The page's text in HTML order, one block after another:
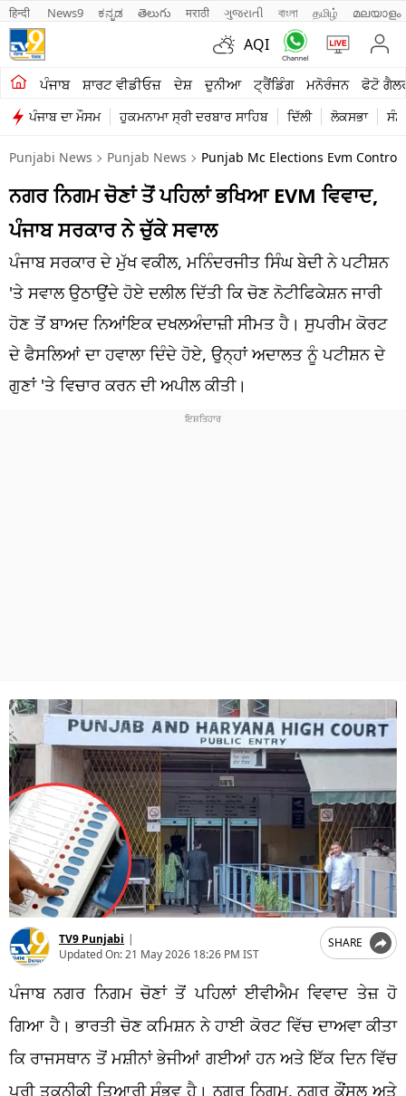
हिन्दी News9 ಕನ್ನಡ తెలుగు मराठी ગુજરાતી বাংলা தமிழ் മലയാളം
AQI
ਪੰਜਾਬ ਸ਼ਾਰਟ ਵੀਡੀਓਜ਼ ਦੇਸ਼ ਦੁਨੀਆ ਟ੍ਰੈਂਡਿੰਗ ਮਨੋਰੰਜਨ ਫੋਟੋ
ਪੰਜਾਬ ਦਾ ਮੌਸਮ ਹੁਕਮਨਾਮਾ ਸ੍ਰੀ ਦਰਬਾਰ ਸਾਹਿਬ ਦਿੱਲੀ ਲੋਕਸਭਾ
ਖੇਤੀਬਾੜੀ
ਸ਼ਾਰਟ ਵੀਡੀਓਜ਼
ਕਾਰੋਬਾਰ
ਕਰਿਅਰ
ਦੇਸ਼
ਲਾਈਫ ਸਟਾਈਲ
Punjabi News Punjab News Punjab Mc Elections Evm
ਨਗਰ ਨਿਗਮ ਚੋਣਾਂ ਤੋਂ ਪਹਿਲਾਂ ਭਖਿਆ EVM ਵਿਵਾਦ,
ਪੰਜਾਬ ਸਰਕਾਰ ਨੇ ਚੁੱਕੇ ਸਵਾਲ
ਪੰਜਾਬ ਸਰਕਾਰ ਦੇ ਮੁੱਖ ਵਕੀਲ, ਮਨਿੰਦਰਜੀਤ ਸਿੰਘ ਬੇਦੀ ਨੇ ਪਟੀਸ਼ਨ
'ਤੇ ਸਵਾਲ ਉਠਾਉਂਦੇ ਹੋਏ ਦਲੀਲ ਦਿੱਤੀ ਕਿ ਚੋਣ ਨੋਟੀਫਿਕੇਸ਼ਨ ਜਾਰੀ
ਹੋਣ ਤੋਂ ਬਾਅਦ ਨਿਆਂਇਕ ਦਖਲਅੰਦਾਜ਼ੀ ਸੀਮਤ ਹੈ। ਸੁਪਰੀਮ ਕੋਰਟ
ਦੇ ਫੈਸਲਿਆਂ ਦਾ ਹਵਾਲਾ ਦਿੰਦੇ ਹੋਏ, ਉਨ੍ਹਾਂ ਅਦਾਲਤ ਨੂੰ ਪਟੀਸ਼ਨ ਦੇ
ਗੁਣਾਂ 'ਤੇ ਵਿਚਾਰ ਕਰਨ ਦੀ ਅਪੀਲ ਕੀਤੀ।
TV9 Punjabi |
Updated On:21 May 2026 18:26 PM IST
SHARE
ਪੰਜਾਬ ਨਗਰ ਨਿਗਮ ਚੋਣਾਂ ਤੋਂ ਪਹਿਲਾਂ ਈਵੀਐਮ ਵਿਵਾਦ ਤੇਜ਼ ਹੋ
ਗਿਆ ਹੈ। ਭਾਰਤੀ ਚੋਣ ਕਮਿਸ਼ਨ ਨੇ ਹਾਈ ਕੋਰਟ ਵਿੱਚ ਦਾਅਵਾ ਕੀਤਾ
ਕਿ ਰਾਜਸਥਾਨ ਤੋਂ ਮਸ਼ੀਨਾਂ ਭੇਜੀਆਂ ਗਈਆਂ ਹਨ ਅਤੇ ਇੱਕ ਦਿਨ ਵਿੱਚ
ਪੂਰੀ ਤਕਨੀਕੀ ਤਿਆਰੀ ਸੰਭਵ ਹੈ। ਨਗਰ ਨਿਗਮ, ਨਗਰ ਕੌਂਸਲ ਅਤੇ